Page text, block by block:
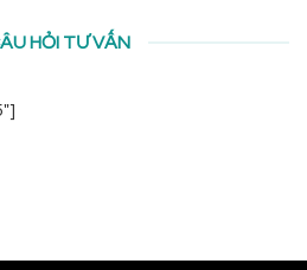
HỎI TƯ VẤN